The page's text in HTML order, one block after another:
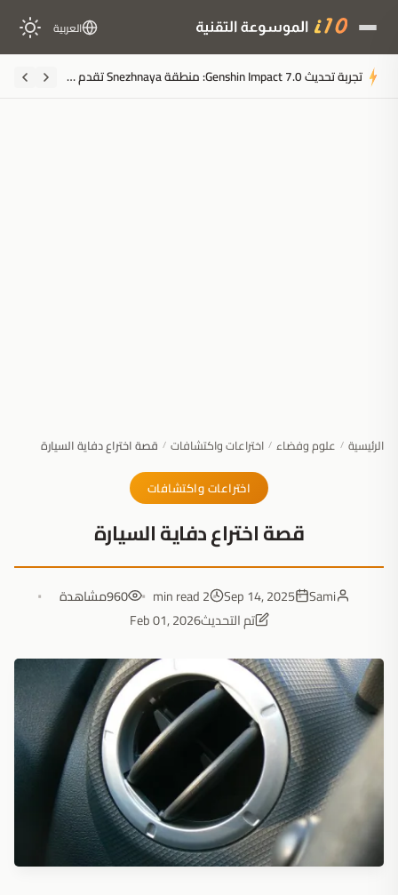
العربية
ملخَّص المقال تجربة تحديث Genshin Impact 7.0: منطقة Snezhnaya تقدم أسلوب لعب إطلاق نار مفاجئ
الرئيسية / علوم وفضاء / اختراعات واكتشافات / قصة اختراع دفاية السيارة
اختراعات واكتشافات
قصة اختراع دفاية السيارة
Sami
Sep 14, 2025
2 min read
960مشاهدة
تم التحديثFeb 01, 2026